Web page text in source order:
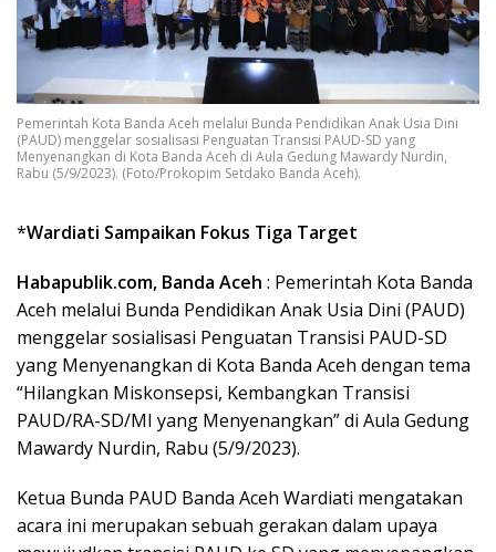
Pemerintah Kota Banda Aceh melalui Bunda Pendidikan Anak Usia Dini
(PAUD) menggelar sosialisasi Penguatan Transisi PAUD-SD yang
Menyenangkan di Kota Banda Aceh di Aula Gedung Mawardy Nurdin,
Rabu (5/9/2023). (Foto/Prokopim Setdako Banda Aceh).
*Wardiati Sampaikan Fokus Tiga Target
Habapublik.com, Banda Aceh : Pemerintah Kota Banda
Aceh melalui Bunda Pendidikan Anak Usia Dini (PAUD)
menggelar sosialisasi Penguatan Transisi PAUD-SD
yang Menyenangkan di Kota Banda Aceh dengan tema
“Hilangkan Miskonsepsi, Kembangkan Transisi
PAUD/RA-SD/MI yang Menyenangkan” di Aula Gedung
Mawardy Nurdin, Rabu (5/9/2023).
Ketua Bunda PAUD Banda Aceh Wardiati mengatakan
acara ini merupakan sebuah gerakan dalam upaya